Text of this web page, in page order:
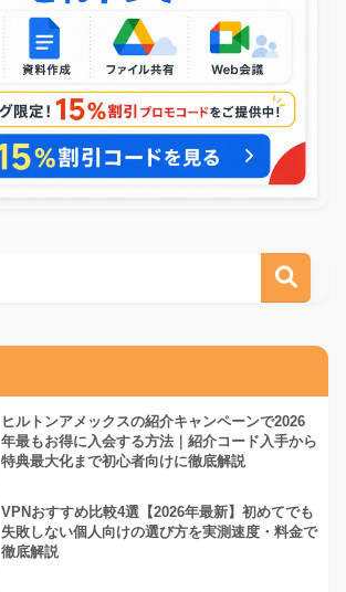
ヒルトンアメックスの紹介キャンペーンで2026
年最もお得に入会する方法｜紹介コード入手から
特典最大化まで初心者向けに徹底解説
VPNおすすめ比較4選【2026年最新】初めてでも
失敗しない個人向けの選び方を実測速度・料金で
徹底解説